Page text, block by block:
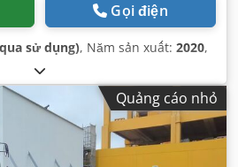
Gọi điện
sử dụng), Năm sản xuất: 2020,
Quảng cáo nhỏ